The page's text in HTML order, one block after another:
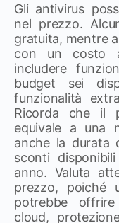
Gli antivirus
nel prezzo.
gratuita, mentre
con un costo
includere
budget sei
funzionalità
Ricorda che il
equivale a una
anche la durata
sconti
anno. Valuta
prezzo, poiché
potrebbe
cloud,